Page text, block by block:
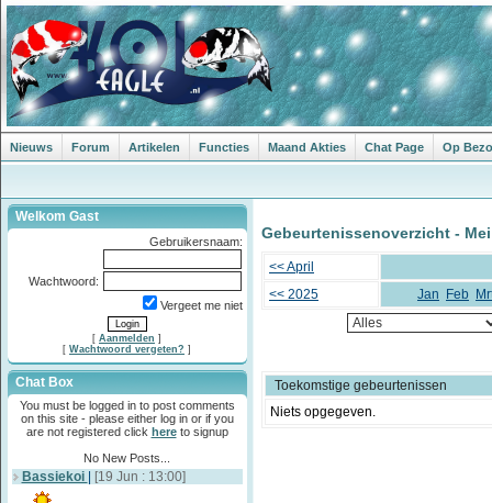
Nieuws Forum Artikelen Functies Maand Akties Chat Page Op
Welkom Gast
Gebruikersnaam:
Wachtwoord:
Vergeet me niet
[ Aanmelden ]
[ Wachtwoord vergeten? ]
Chat Box
You must be logged in to post comments
on this site - please either log in or if you
are not registered click hereto signup
No New Posts...
Bassiekoi [19 Jun : 13:00]
Gebeurtenissenoverzicht -
<< April
<< 2025
Jan Feb
Toekomstige gebeurtenissen
Niets opgegeven.